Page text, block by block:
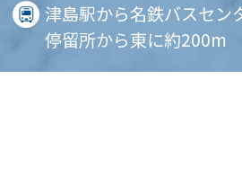
津島駅から名鉄バスセン
停留所から東に約200m